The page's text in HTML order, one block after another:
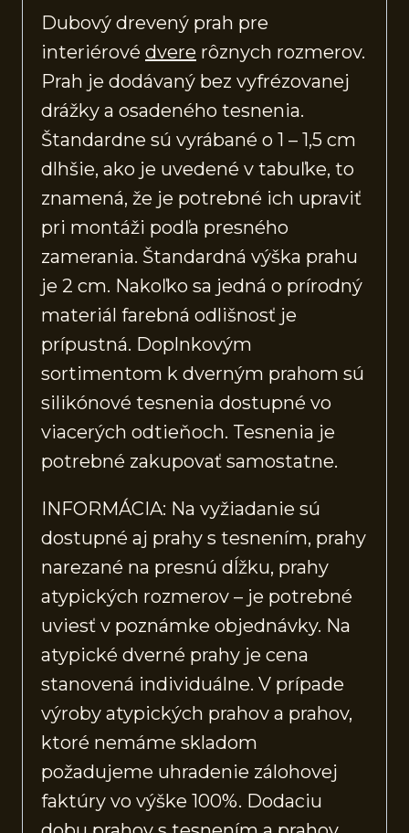
Dubový drevený prah pre
interiérové dvere rôznych rozmerov.
Prah je dodávaný bez vyfrézovanej
drážky a osadeného tesnenia.
Štandardne sú vyrábané o 1 – 1,5 cm
dlhšie, ako je uvedené v tabuľke, to
znamená, že je potrebné ich upraviť
pri montáži podľa presného
zamerania. Štandardná výška prahu
je 2 cm. Nakoľko sa jedná o prírodný
materiál farebná odlišnosť je
prípustná. Doplnkovým
sortimentom k dverným prahom sú
silikónové tesnenia dostupné vo
viacerých odtieňoch. Tesnenia je
potrebné zakupovať samostatne.
INFORMÁCIA: Na vyžiadanie sú
dostupné aj prahy s tesnením, prahy
narezané na presnú dĺžku, prahy
atypických rozmerov – je potrebné
uviesť v poznámke objednávky. Na
atypické dverné prahy je cena
stanovená individuálne. V prípade
výroby atypických prahov a prahov,
ktoré nemáme skladom
požadujeme uhradenie zálohovej
faktúry vo výške 100%. Dodaciu